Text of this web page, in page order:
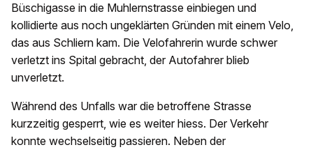
Büschigasse in die Muhlernstrasse einbiegen und
kollidierte aus noch ungeklärten Gründen mit einem Velo,
das aus Schliern kam. Die Velofahrerin wurde schwer
verletzt ins Spital gebracht, der Autofahrer blieb
unverletzt.
Während des Unfalls war die betroffene Strasse
kurzzeitig gesperrt, wie es weiter hiess. Der Verkehr
konnte wechselseitig passieren. Neben der